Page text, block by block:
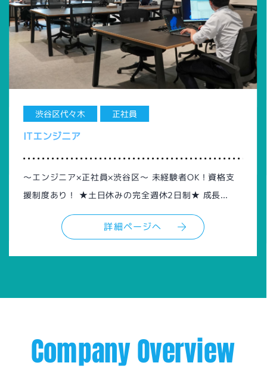
渋谷区代々木 正社員
ITエンジニア
～エンジニア×正社員×渋谷区～ 未経験者OK！資格支
援制度あり！ ★土日休みの完全週休2日制★ 成長...
詳細ページへ
Company Overview